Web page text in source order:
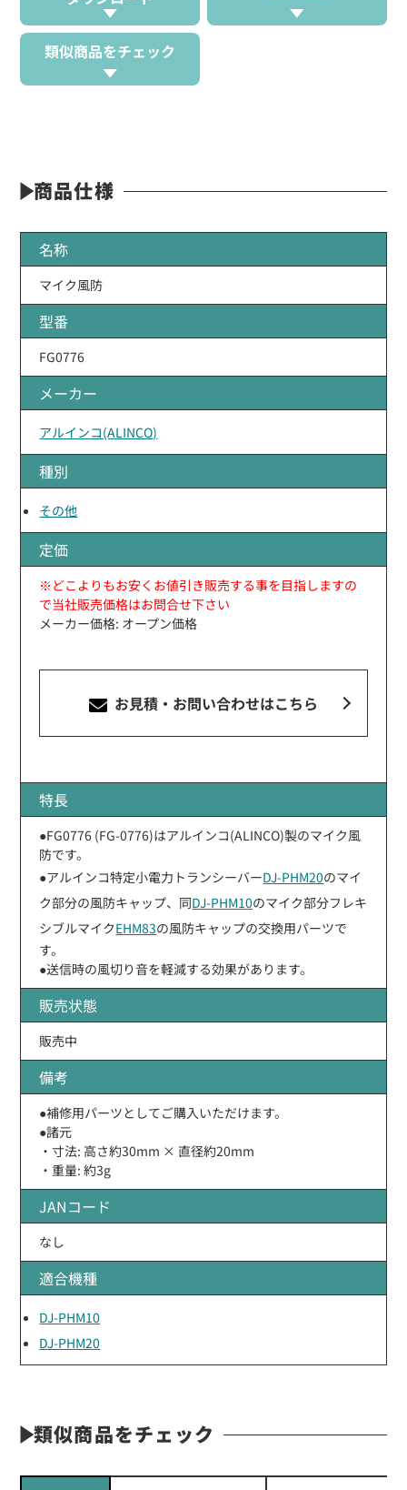
類似商品をチェック
商品仕様
名称
マイク風防
型番
FG0776
メーカー
アルインコ(ALINCO)
種別
その他
定価
※どこよりもお安くお値引き販売する事を目指しますの
で当社販売価格はお問合せ下さい
メーカー価格: オープン価格
お見積・お問い合わせはこちら
特長
●FG0776 (FG-0776)はアルインコ(ALINCO)製のマイク風
防です。
●アルインコ特定小電力トランシーバーDJ-PHM20のマイ
ク部分の風防キャップ、同DJ-PHM10のマイク部分フレキ
シブルマイクEHM83の風防キャップの交換用パーツで
す。
●送信時の風切り音を軽減する効果があります。
販売状態
販売中
備考
●補修用パーツとしてご購入いただけます。
●諸元
・寸法: 高さ約30mm × 直径約20mm
・重量: 約3g
JANコード
なし
適合機種
DJ-PHM10
DJ-PHM20
類似商品をチェック